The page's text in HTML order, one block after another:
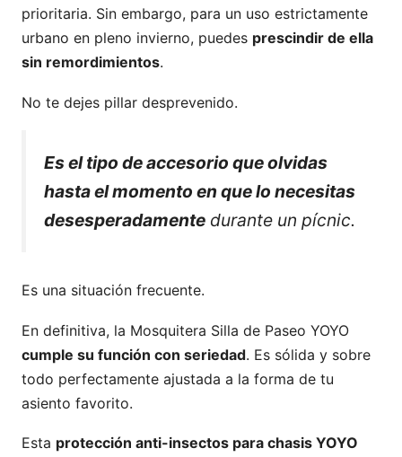
prioritaria. Sin embargo, para un uso estrictamente
urbano en pleno invierno, puedes prescindir de ella
sin remordimientos.
No te dejes pillar desprevenido.
Es el tipo de accesorio que olvidas
hasta el momento en que lo necesitas
desesperadamente durante un pícnic.
Es una situación frecuente.
En definitiva, la Mosquitera Silla de Paseo YOYO
cumple su función con seriedad. Es sólida y sobre
todo perfectamente ajustada a la forma de tu
asiento favorito.
Esta protección anti-insectos para chasis YOYO